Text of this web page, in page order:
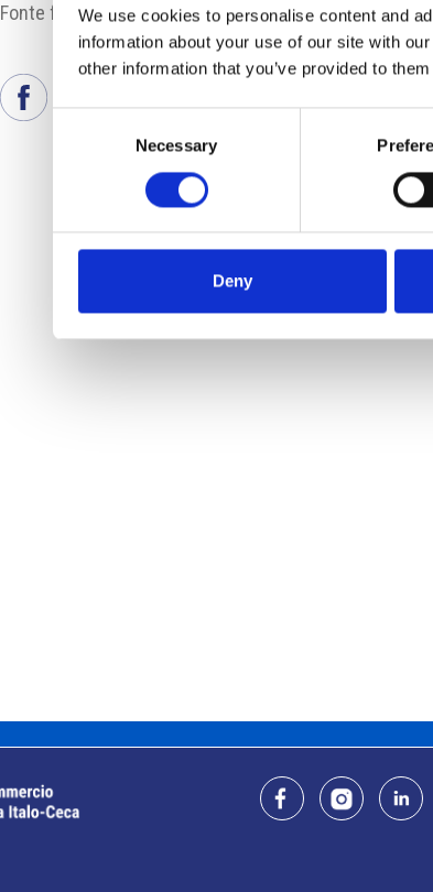
We use cookies to personalise content and
information about your use of our site with
other information that you’ve provided to
Necessary
Deny
Fonte fotografia: Pixabay